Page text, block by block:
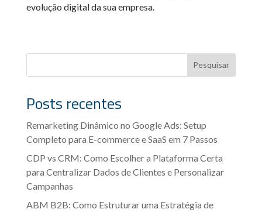
evolução digital da sua empresa.
Pesquisar
Posts recentes
Remarketing Dinâmico no Google Ads: Setup
Completo para E-commerce e SaaS em 7 Passos
CDP vs CRM: Como Escolher a Plataforma Certa
para Centralizar Dados de Clientes e Personalizar
Campanhas
ABM B2B: Como Estruturar uma Estratégia de